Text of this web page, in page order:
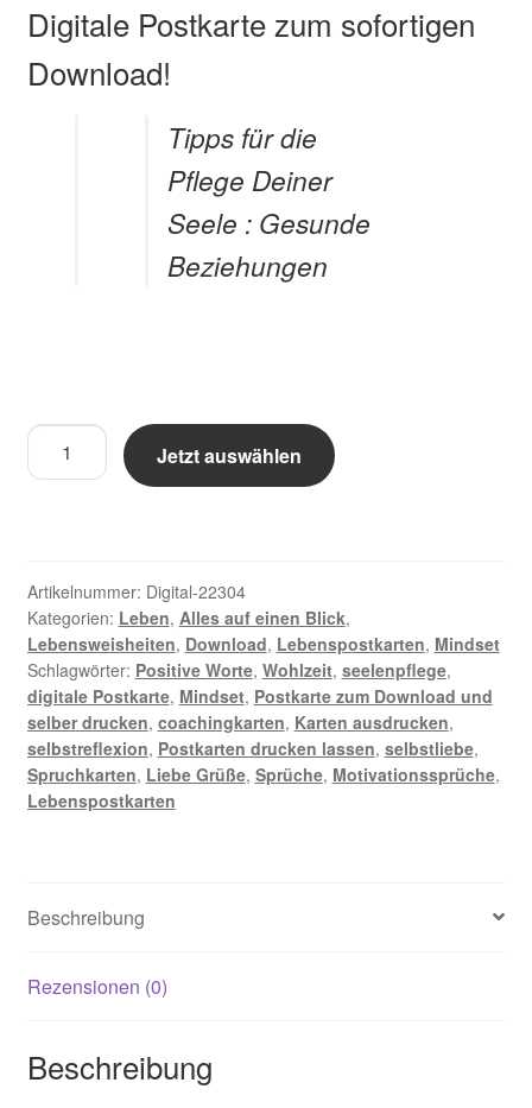
Digitale Postkarte zum sofortigen
Download!
Tipps für die
Pflege Deiner
Seele : Gesunde
Beziehungen
Tipps
für
Seele
Gesunde
Beziehungen
-
Digitale
Postkarte
Menge
Jetzt auswählen
Artikelnummer: Digital-22304
Kategorien: Leben, Alles auf einen Blick,
Lebensweisheiten, Download, Lebenspostkarten, Mindset
Schlagwörter: Positive Worte, Wohlzeit, seelenpflege,
digitale Postkarte, Mindset, Postkarte zum Download und
selber drucken, coachingkarten, Karten ausdrucken,
selbstreflexion, Postkarten drucken lassen, selbstliebe,
Spruchkarten, Liebe Grüße, Sprüche, Motivationssprüche,
Lebenspostkarten
Beschreibung
Rezensionen (0)
Beschreibung